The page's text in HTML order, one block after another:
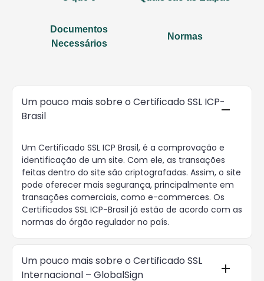
Documentos
Necessários
Normas
Um pouco mais sobre o Certificado SSL ICP-
Brasil
Um Certificado SSL ICP Brasil, é a comprovação e
identificação de um site. Com ele, as transações
feitas dentro do site são criptografadas. Assim, o site
pode oferecer mais segurança, principalmente em
transações comerciais, como e-commerces. Os
Certificados SSL ICP-Brasil já estão de acordo com as
normas do órgão regulador no país.
Um pouco mais sobre o Certificado SSL
Internacional – GlobalSign